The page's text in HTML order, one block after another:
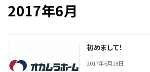
2017年6月
初めまして！
2017年6月18日